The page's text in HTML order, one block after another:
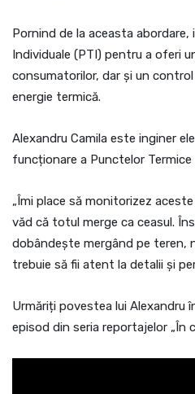
Pornind de la aceasta
Individuale (PTI) pentru a oferi
consumatorilor, dar și un
energie termică.
Alexandru Camila este inginer
funcționare a Punctelor Termice
„Îmi place să monitorizez
văd că totul merge ca ceasul.
dobândește mergând pe teren,
trebuie să fii atent la detalii și
Urmăriți povestea lui Alexandru
episod din seria reportajelor „În